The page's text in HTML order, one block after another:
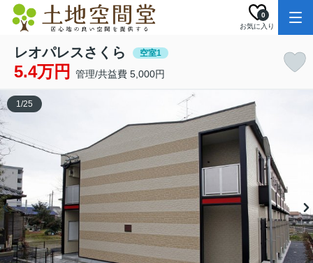
お気に入り
0
レオパレスさくら 空室1
5.4万円 管理/共益費 5,000円
1/25